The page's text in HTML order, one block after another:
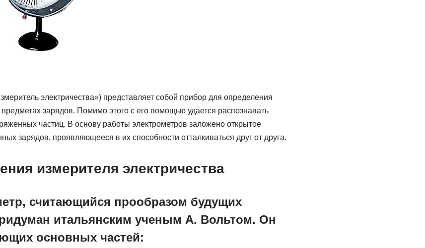
электричества») представляет собой прибор для определения
зарядов. Помимо этого с его помощью удается распознавать
частиц. В основу работы электрометров заложено открытое
зарядов, проявляющееся в их способности отталкиваться друг от друга.
измерителя электричества
считающийся прообразом будущих
итальянским ученым А. Вольтом. Он
основных частей: